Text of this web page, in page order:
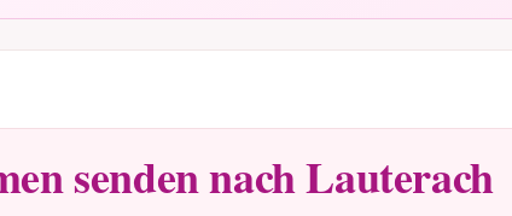
senden nach Lauterach